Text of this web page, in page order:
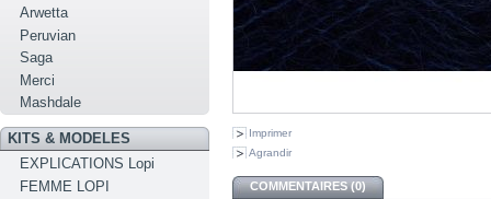
Arwetta
Peruvian
Saga
Merci
Mashdale
KITS & MODELES
EXPLICATIONS Lopi
FEMME LOPI
Imprimer
Agrandir
COMMENTAIRES (0)